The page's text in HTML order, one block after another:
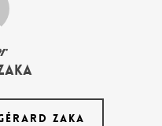
ZAKA